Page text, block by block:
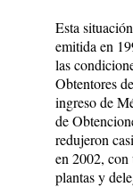
Esta
emitida en
las
Obtentores
ingreso de
de
redu­je­ron
en 2002, con
plantas y